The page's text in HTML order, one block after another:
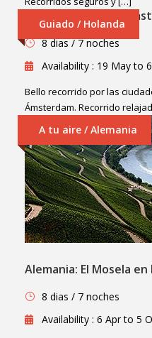
Guiado / Holanda
Holland: South of
8 dias / 7 noches
Availability : 19 May to
Bello recorrido por las
Ámsterdam. Recorrido
A tu aire / Alemania
Alemania: El Mosela en
8 dias / 7 noches
Availability : 6 Apr to 5